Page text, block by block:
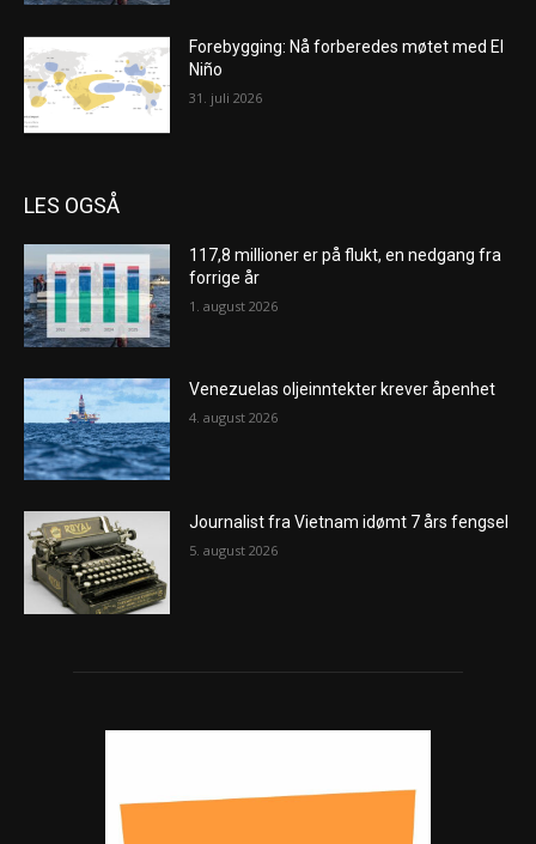
Forebygging: Nå forberedes møtet med El
Niño
31. juli 2026
LES OGSÅ
117,8 millioner er på flukt, en nedgang fra
forrige år
1. august 2026
Venezuelas oljeinntekter krever åpenhet
4. august 2026
Journalist fra Vietnam idømt 7 års fengsel
5. august 2026